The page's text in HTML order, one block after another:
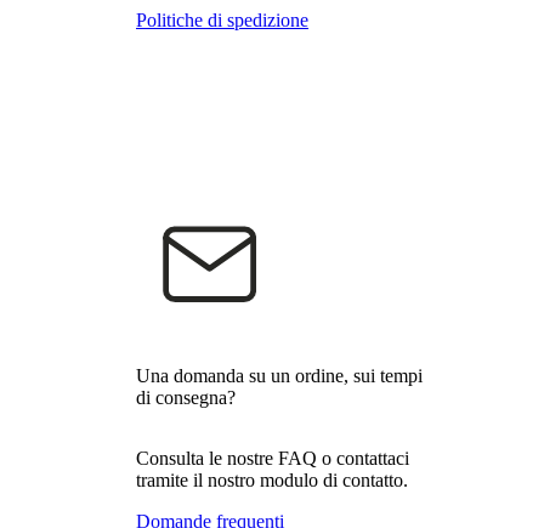
Politiche di spedizione
Una domanda su un ordine, sui tempi
di consegna?
Consulta le nostre FAQ o contattaci
tramite il nostro modulo di contatto.
Domande frequenti